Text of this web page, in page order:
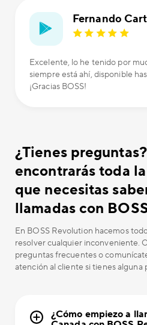
Fernando
Excelente, lo he tenido por
siempre está ahí, disponible
¡Gracias BOSS!
¿Tienes
encontrarás toda
que necesitas
llamadas con
En BOSS Revolution hacemos
resolver cualquier inconveniente.
preguntas frecuentes o
atención al cliente si tienes alguna
¿Cómo empiezo a